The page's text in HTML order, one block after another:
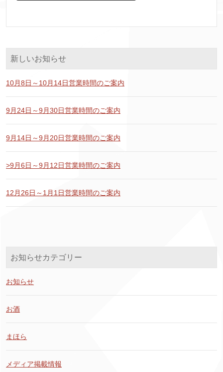
新しいお知らせ
10月8日～10月14日営業時間のご案内
9月24日～9月30日営業時間のご案内
9月14日～9月20日営業時間のご案内
>9月6日～9月12日営業時間のご案内
12月26日～1月1日営業時間のご案内
お知らせカテゴリー
お知らせ
お酒
まほら
メディア掲載情報